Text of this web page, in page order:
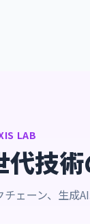
LAB
代技術
チェーン、生成